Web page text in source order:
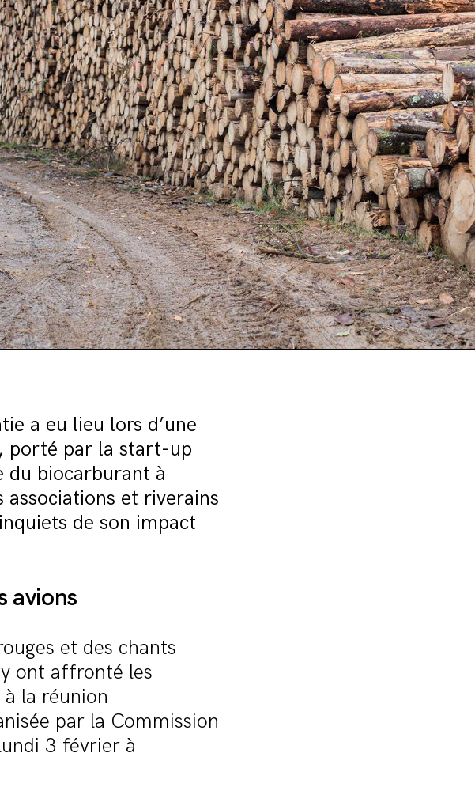
a eu lieu lors d’une
porté par la start-up
du biocarburant à
et riverains
de son impact
avions
et des chants
ont affronté les
la réunion
par la Commission
3 février à